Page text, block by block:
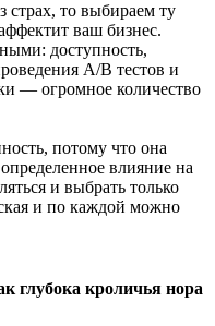
страх, то выбираем ту
ваш бизнес.
доступность,
А/В тестов и
— огромное количество
потому что она
влияние на
и выбрать только
и по каждой можно
глубока кроличья нора